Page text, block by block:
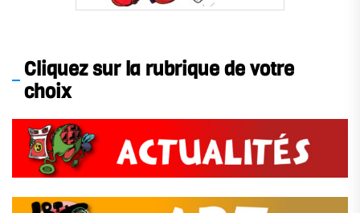
Cliquez sur la rubrique de votre
choix